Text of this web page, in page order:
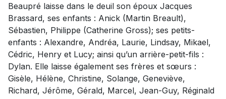
Beaupré laisse dans le deuil son époux Jacques
Brassard, ses enfants : Anick (Martin Breault),
Sébastien, Philippe (Catherine Gross); ses petits-
enfants : Alexandre, Andréa, Laurie, Lindsay, Mikael,
Cédric, Henry et Lucy; ainsi qu’un arrière-petit-fils :
Dylan. Elle laisse également ses frères et sœurs :
Gisèle, Hélène, Christine, Solange, Geneviève,
Richard, Jérôme, Gérald, Marcel, Jean-Guy, Réginald